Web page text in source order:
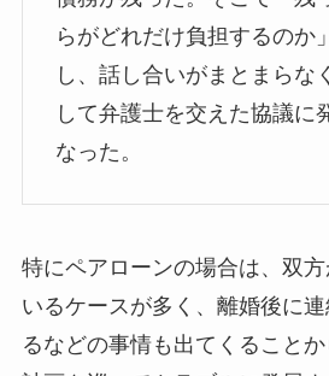
らがどれだけ負担するのか
し、話し合いがまとまらな
して弁護士を交えた協議に
なった。
特にペアローンの場合は、双
いるケースが多く、離婚後に
るなどの事情も出てくること